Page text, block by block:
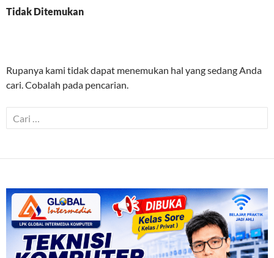
Tidak Ditemukan
Rupanya kami tidak dapat menemukan hal yang sedang Anda
cari. Cobalah pada pencarian.
Cari
untuk: